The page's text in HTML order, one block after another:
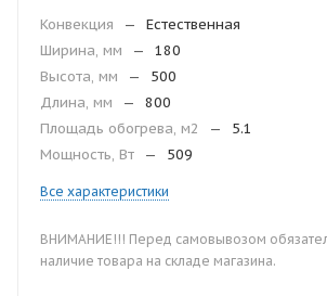
Конвекция —
Естественная
Ширина, мм
—
180
Высота, мм
—
500
Длина, мм
—
800
Площадь обогрева, м2
—
5.1
Мощность, Вт
— 509
Все характеристики
ВНИМАНИЕ!!! Перед самовывозом
наличие товара на складе магазина.